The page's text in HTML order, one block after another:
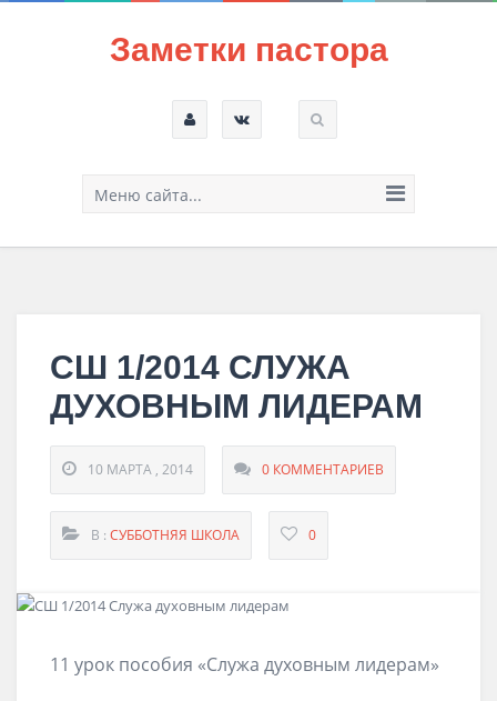
Заметки пастора
Меню сайта...
СШ 1/2014 СЛУЖА
ДУХОВНЫМ ЛИДЕРАМ
10 МАРТА , 2014 0 КОММЕНТАРИЕВ
В : СУББОТНЯЯ ШКОЛА 0
11 урок пособия «Служа духовным лидерам»